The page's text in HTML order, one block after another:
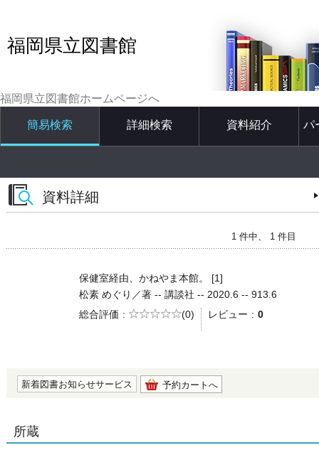
福岡県立図書館
福岡県立図書館ホームページへ
簡易検索 詳細検索 資料紹介 パ
資料詳細
1 件中、 1 件目
保健室経由、かねやま本館。 [1]
松素 めぐり／著 -- 講談社 -- 2020.6 -- 913.6
総合評価
5段階評価
(0) レビュー 0
新着図書お知らせサービス 予約カートへ
所蔵